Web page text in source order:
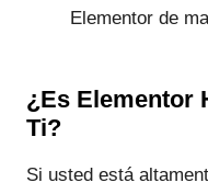
Elementor de
¿Es Elementor
Ti?
Si usted está